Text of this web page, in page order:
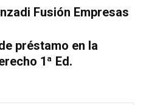
Fusión Empresas
préstamo en la
1ª Ed.